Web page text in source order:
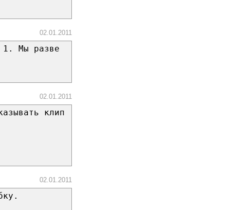
02.01.2011
1. Мы разве
02.01.2011
клип
02.01.2011